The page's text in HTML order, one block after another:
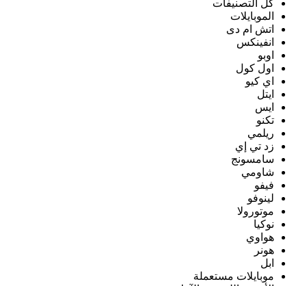
كل التصنيفات
الموبايلات
اتش ام دى
انفينكس
اوبو
اول كول
اي كيو
ايتل
ايس
تكنو
ريلمي
زد تي إي
سامسونج
شاومي
فيفو
لينوفو
موتورولا
نوكيا
هواوي
هونر
ابل
موبايلات مستعملة